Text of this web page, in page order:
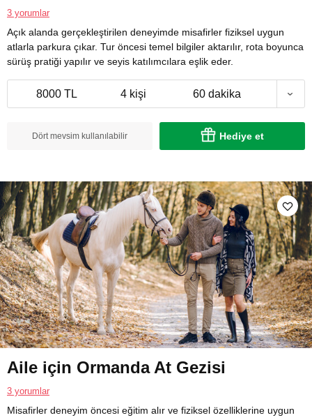
3 yorumlar
Açık alanda gerçekleştirilen deneyimde misafirler fiziksel uygun
atlarla parkura çıkar. Tur öncesi temel bilgiler aktarılır, rota boyunca
sürüş pratiği yapılır ve seyis katılımcılara eşlik eder.
8000 TL 4 kişi 60 dakika
Dört mevsim kullanılabilir Hediye et
Aile için Ormanda At Gezisi
3 yorumlar
Misafirler deneyim öncesi eğitim alır ve fiziksel özelliklerine uygun